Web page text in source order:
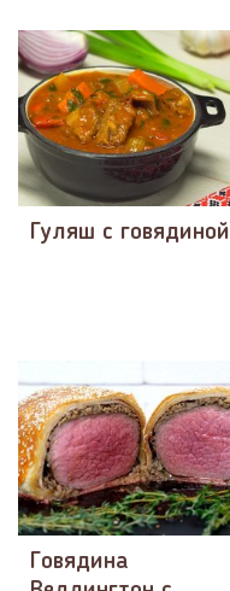
Гуляш с говядиной
Говядина